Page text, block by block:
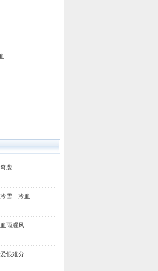
袭
雪 冷血
雨腥风
恨难分